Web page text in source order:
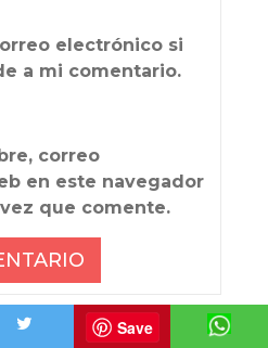
electrónico si
a mi comentario.
correo
en este navegador
que comente.
Save